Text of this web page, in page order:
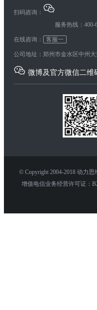
扫码咨询：
服务热线：400-
在线咨询： 客服一
公司地址：郑州市金水区中州
微博及官方微信二维
© Copyright 2004-2018 动力
增值电信业务经营许可证：